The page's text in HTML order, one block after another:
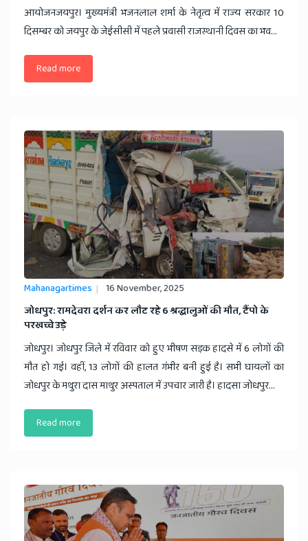
आयोजनजयपुर। मुख्यमंत्री भजनलाल शर्मा के नेतृत्व में राज्य सरकार 10
दिसम्बर को जयपुर के जेईसीसी में पहले प्रवासी राजस्थानी दिवस का भव...
Read more
Mahanagartimes 16 November, 2025
जोधपुर: रामदेवरा दर्शन कर लौट रहे 6 श्रद्धालुओं की मौत, टैंपो के
परखच्चे उड़े
जोधपुर। जोधपुर जिले में रविवार को हुए भीषण सड़क हादसे में 6 लोगों की
मौत हो गई। वहीं, 13 लोगों की हालत गंभीर बनी हुई है। सभी घायलों का
जोधपुर के मथुरा दास माथुर अस्पताल में उपचार जारी है। हादसा जोधपुर...
Read more